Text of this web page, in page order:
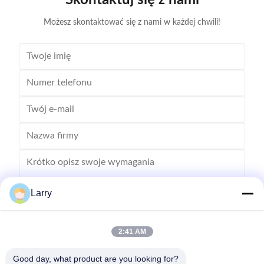
Winding speed ≤2500RPM Max stator OD 160mm
Możesz skontaktować się z nami w każdej chwili!
Wysłać
Larry
2:41 AM
Good day, what product are you looking for?